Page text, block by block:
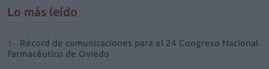
Lo más leído
Récord de comunicaciones para el 24 Congreso Nacional
Farmacéutico de Oviedo